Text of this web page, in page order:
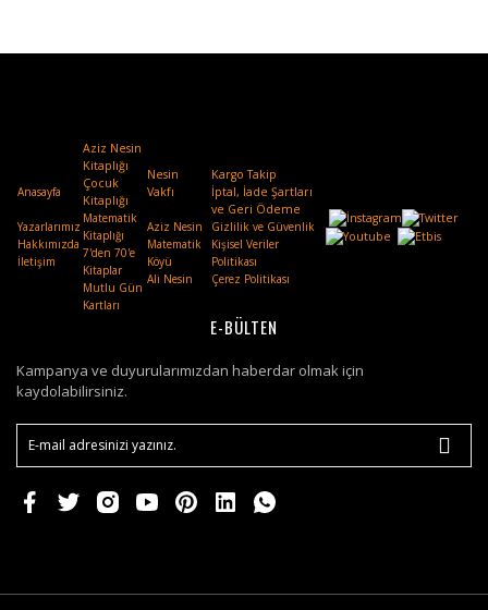
Anasayfa
Yazarlarımız
Hakkımızda
İletişim
Aziz Nesin
Kitaplığı
Çocuk
Kitaplığı
Matematik
Kitaplığı
7'den 70'e
Kitaplar
Mutlu Gün
Kartları
Nesin
Vakfı
Aziz Nesin
Matematik
Köyü
Ali Nesin
Kargo Takip
İptal, İade Şartları
ve Geri Ödeme
Gizlilik ve Güvenlik
Kişisel Veriler
Politikası
Çerez Politikası
E-BÜLTEN
Kampanya ve duyurularımızdan haberdar olmak için
kaydolabilirsiniz.